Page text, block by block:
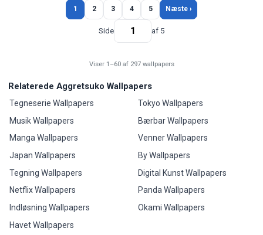
1 2 3 4 5 Næste ›
Side af 5
Viser 1–60 af 297 wallpapers
Relaterede Aggretsuko Wallpapers
Tegneserie Wallpapers
Musik Wallpapers
Manga Wallpapers
Japan Wallpapers
Tegning Wallpapers
Netflix Wallpapers
Indløsning Wallpapers
Havet Wallpapers
Tokyo Wallpapers
Bærbar Wallpapers
Venner Wallpapers
By Wallpapers
Digital Kunst Wallpapers
Panda Wallpapers
Okami Wallpapers